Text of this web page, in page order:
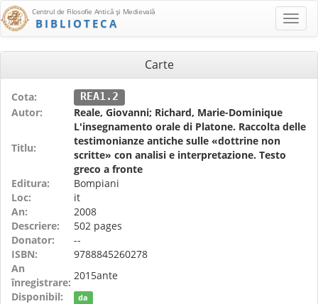
Centrul de Filosofie Antică şi Medievală
BIBLIOTECA
Carte
Cota: REA1.2
Autor: Reale, Giovanni; Richard, Marie-Dominique
Titlu:
L'insegnamento orale di Platone. Raccolta delle
testimonianze antiche sulle «dottrine non
scritte» con analisi e interpretazione. Testo
greco a fronte
Editura:
Bompiani
Loc:
it
An:
2008
Descriere:
502 pages
Donator:
--
ISBN:
9788845260278
An
înregistrare:
2015ante
Disponibil:
da